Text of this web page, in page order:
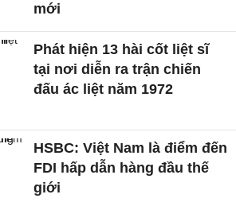
mới
Phát hiện 13 hài cốt liệt sĩ
tại nơi diễn ra trận chiến
đấu ác liệt năm 1972
HSBC: Việt Nam là điểm đến
FDI hấp dẫn hàng đầu thế
giới